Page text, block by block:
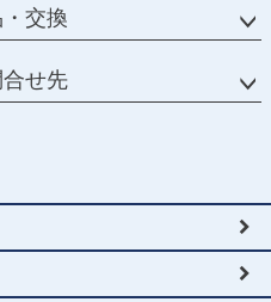
交換
せ先